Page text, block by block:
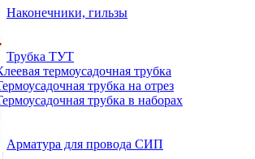
Наконечники, гильзы
Трубка ТУТ
термоусадочная трубка
трубка на отрез
трубка в наборах
Арматура для провода СИП